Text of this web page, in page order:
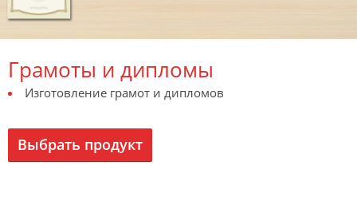
Грамоты и дипломы
Изготовление грамот и дипломов
Выбрать продукт